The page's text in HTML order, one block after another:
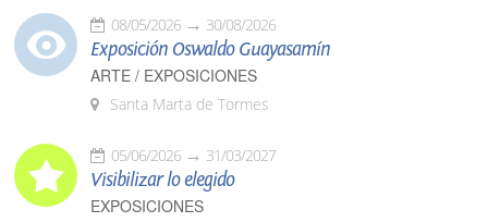
08/05/2026 30/08/2026
Exposición Oswaldo Guayasamín
ARTE / EXPOSICIONES
Santa Marta de Tormes
05/06/2026 31/03/2027
Visibilizar lo elegido
EXPOSICIONES